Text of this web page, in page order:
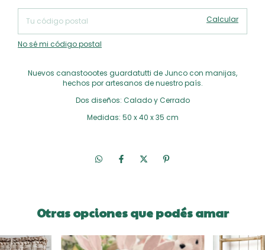
Calcular
No sé mi código postal
Nuevos canastoootes guardatutti de Junco con manijas,
hechos por artesanos de nuestro país.
Dos diseños: Calado y Cerrado
Medidas: 50 x 40 x 35 cm
Otras opciones que podés amar